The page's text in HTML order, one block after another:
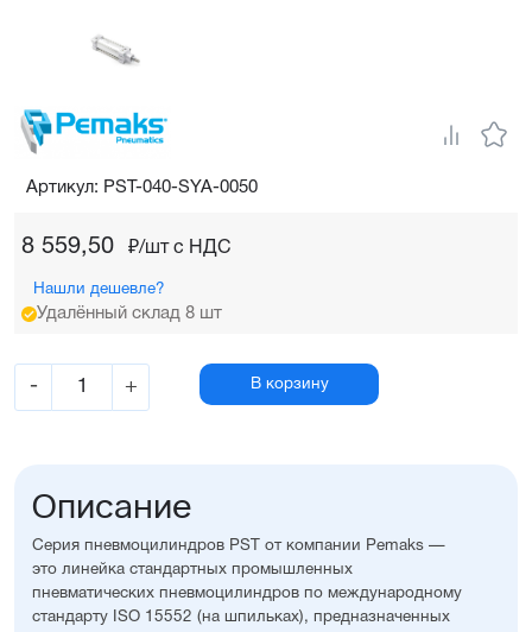
8 559,50 ₽/шт c НДС
Нашли дешевле?
Удалённый склад 8 шт
- + В корзину
Артикул: PST-040-SYA-0050
Описание
Серия пневмоцилиндров PST от компании Pemaks —
это линейка стандартных промышленных
пневматических пневмоцилиндров по международному
стандарту ISO 15552 (на шпильках), предназначенных